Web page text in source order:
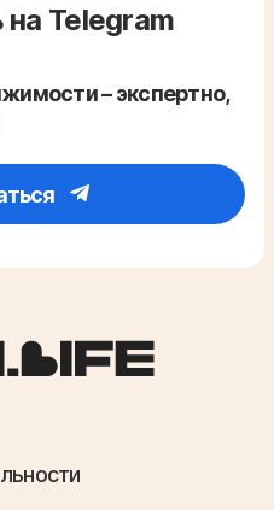
Telegram
– экспертно,